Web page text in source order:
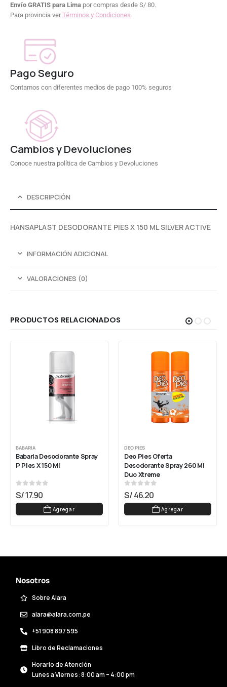
Envío GRATIS para Lima por compras desde S/ 80.
Para provincia verTérminos y Condiciones
Pago Seguro
Contamos con diferentes medios de pago 100% seguros
Cambios y Devoluciones
Conoce nuestra política de Cambios y Devoluciones
DESCRIPCIÓN
HANSAPLAST DESODORANTE PIES X 150 ML SILVER ACTIVE
INFORMACIÓN ADICIONAL
VALORACIONES (0)
PRODUCTOS RELACIONADOS
BABARIA
Babaria Desodorante Spray
P Pies X 150 Ml
0 out of 5
S/17.90
Agregar
DEO PIES
Deo Pies Oferta
Desodorante Spray 260 Ml
Duo Xtreme
0 out of 5
S/46.20
Agregar
Nosotros
Sobre Alara
alara@alara.com.pe
+51 908 897 595
Libro de Reclamaciones
Horario de Atención
Lunes a Viernes: 8:00 am – 4:00 pm